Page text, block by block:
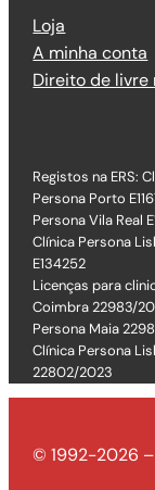
Loja
A minha conta
Direito de livre
Registos na ERS:
Persona Porto
Persona Vila Real
Clínica Persona
E134252
Licenças para
Coimbra 22983/
Persona Maia
Clínica Persona
22802/2023
© 1992-2026